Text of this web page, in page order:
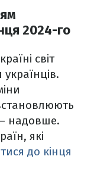
2024-го
світ
– надовше.
які
до кінця